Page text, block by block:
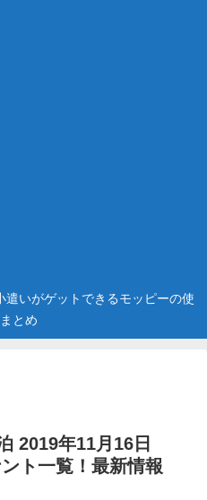
遣いがゲットできるモッピーの使
とめ
2019年11月16日
ト一覧！最新情報